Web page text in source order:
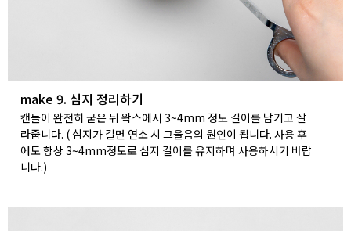
make 9. 심지 정리하기
캔들이 완전히 굳은 뒤 왁스에서 3~4mm 정도 길이를 남기고 잘
라줍니다. ( 심지가 길면 연소 시 그을음의 원인이 됩니다. 사용 후
에도 항상 3~4mm정도로 심지 길이를 유지하며 사용하시기 바랍
니다.)